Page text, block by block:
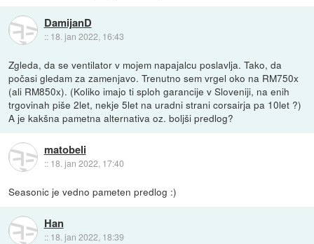
DamijanD
:: 18. jan 2022, 16:43
Zgleda, da se ventilator v mojem napajalcu poslavlja. Tako, da
počasi gledam za zamenjavo. Trenutno sem vrgel oko na RM750x
(ali RM850x). (Koliko imajo ti sploh garancije v Sloveniji, na enih
trgovinah piše 2let, nekje 5let na uradni strani corsairja pa 10let ?)
A je kakšna pametna alternativa oz. boljši predlog?
matobeli
:: 18. jan 2022, 17:40
Seasonic je vedno pameten predlog :)
Han
:: 18. jan 2022, 18:39